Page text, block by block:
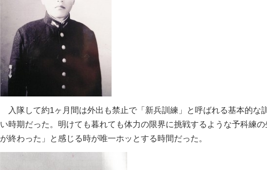
入隊して約1ヶ月間は外出も禁止で「新兵訓練」と呼ばれる基本的な
い時期だった。明けても暮れても体力の限界に挑戦するような予科練
が終わった」と感じる時が唯一ホッとする時間だった。